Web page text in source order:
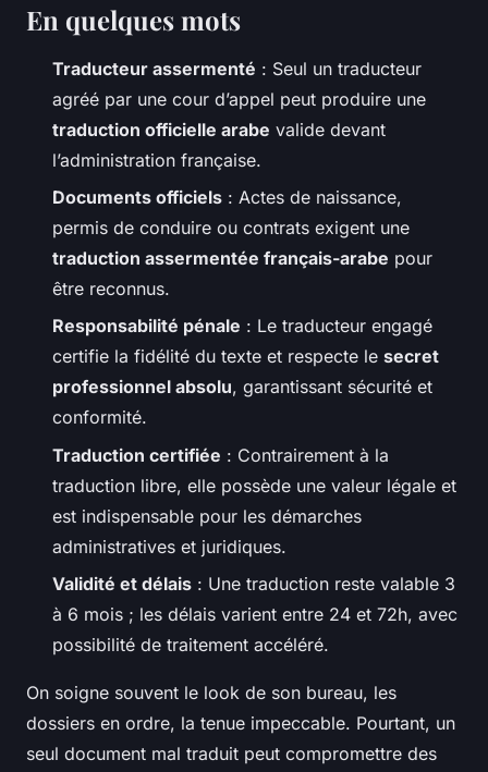
En quelques mots
Traducteur assermenté : Seul un traducteur
agréé par une cour d’appel peut produire une
traduction officielle arabe valide devant
l’administration française.
Documents officiels : Actes de naissance,
permis de conduire ou contrats exigent une
traduction assermentée français-arabe pour
être reconnus.
Responsabilité pénale : Le traducteur engagé
certifie la fidélité du texte et respecte le secret
professionnel absolu, garantissant sécurité et
conformité.
Traduction certifiée : Contrairement à la
traduction libre, elle possède une valeur légale et
est indispensable pour les démarches
administratives et juridiques.
Validité et délais : Une traduction reste valable 3
à 6 mois ; les délais varient entre 24 et 72h, avec
possibilité de traitement accéléré.
On soigne souvent le look de son bureau, les
dossiers en ordre, la tenue impeccable. Pourtant, un
seul document mal traduit peut compromettre des